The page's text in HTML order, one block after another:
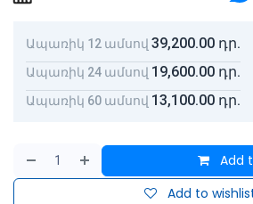
Ապառիկ 12 ամսով 39,200.00 դր.
Ապառիկ 24 ամսով 19,600.00 դր.
Ապառիկ 60 ամսով 13,100.00 դր.
Add
Add to